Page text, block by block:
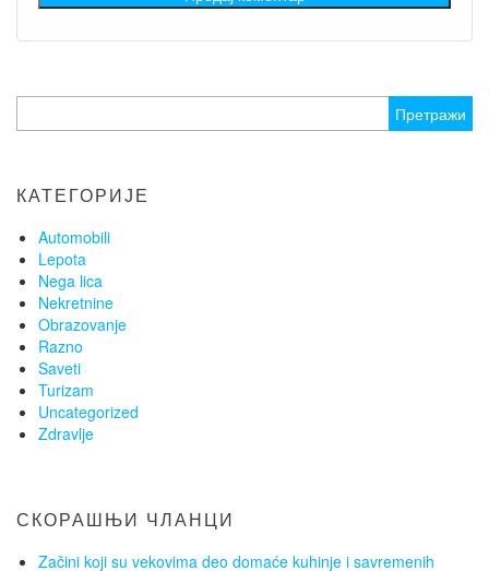
за:
КАТЕГОРИЈЕ
Automobili
Lepota
Nega lica
Nekretnine
Obrazovanje
Razno
Saveti
Turizam
Uncategorized
Zdravlje
СКОРАШЊИ ЧЛАНЦИ
Začini koji su vekovima deo domaće kuhinje i savremenih